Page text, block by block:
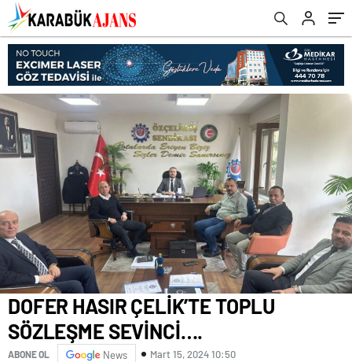
DOFER HASIR ÇELİK’TE TOPLU
SÖZLEŞME SEVİNCİ….
ABONE OL News Mart 15, 2024 10:50